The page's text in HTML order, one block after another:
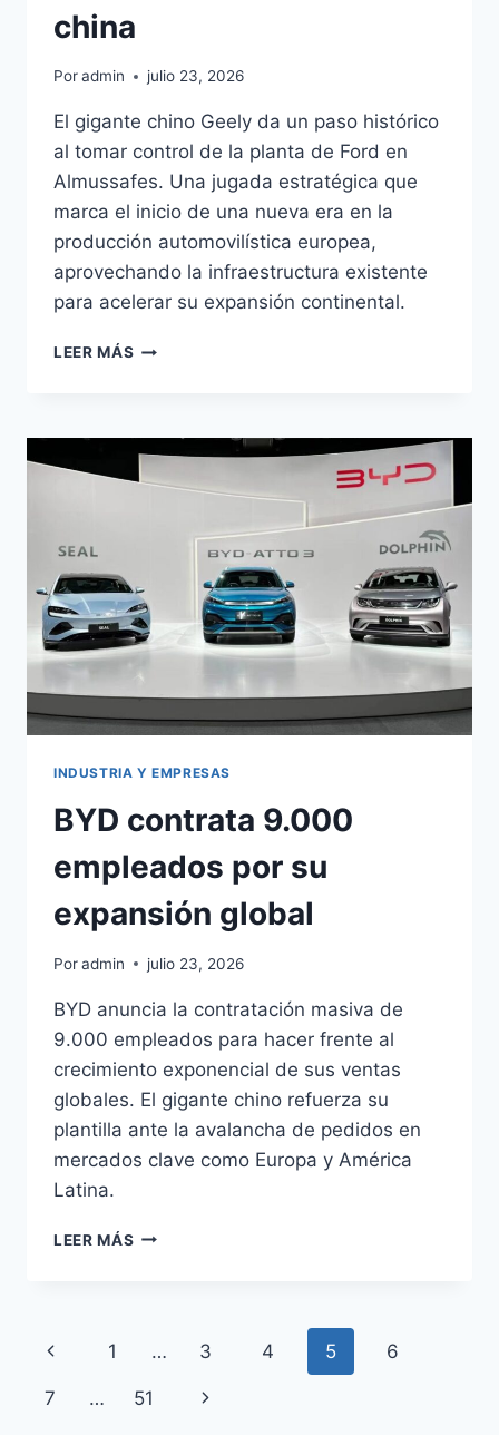
china
Poradmin julio 23, 2026
El gigante chino Geely da un paso histórico
al tomar control de la planta de Ford en
Almussafes. Una jugada estratégica que
marca el inicio de una nueva era en la
producción automovilística europea,
aprovechando la infraestructura existente
para acelerar su expansión continental.
LEER MÁS GEELY
FÁBRICA
FORD:
REVOLUCIÓN
INDUSTRIA Y EMPRESAS
BYD contrata 9.000
empleados por su
expansión global
Poradmin julio 23, 2026
BYD anuncia la contratación masiva de
9.000 empleados para hacer frente al
crecimiento exponencial de sus ventas
globales. El gigante chino refuerza su
plantilla ante la avalancha de pedidos en
mercados clave como Europa y América
Latina.
LEER MÁS BYD
GLOBAL
Navegación
de
Página
anterior
1 … 3 4 5 6
7 … 51
Siguiente